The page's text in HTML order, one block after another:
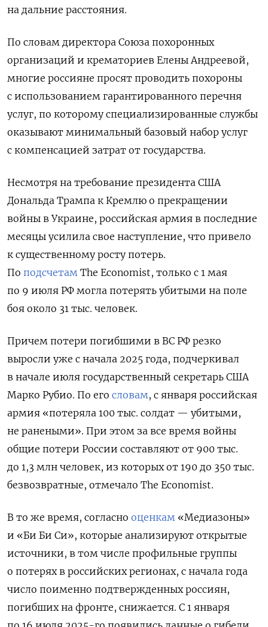
на дальние расстояния.
По словам директора Союза похоронных
организаций и крематориев Елены Андреевой,
многие россияне просят проводить похороны
с использованием гарантированного перечня
услуг, по которому специализированные службы
оказывают минимальный базовый набор услуг
с компенсацией затрат от государства.
Несмотря на требование президента США
Дональда Трампа к Кремлю о прекращении
войны в Украине, российская армия в последние
месяцы усилила свое наступление, что привело
к существенному росту потерь.
По подсчетам The Economist, только с 1 мая
по 9 июля РФ могла потерять убитыми на поле
боя около 31 тыс. человек.
Причем потери погибшими в ВС РФ резко
выросли уже с начала 2025 года, подчеркивал
в начале июля государственный секретарь США
Марко Рубио. По его словам, с января российская
армия «потеряла 100 тыс. солдат — убитыми,
не ранеными». При этом за все время войны
общие потери России составляют от 900 тыс.
до 1,3 млн человек, из которых от 190 до 350 тыс.
безвозвратные, отмечало The Economist.
В то же время, согласно оценкам «Медиазоны»
и «Би Би Си», которые анализируют открытые
источники, в том числе профильные группы
о потерях в российских регионах, с начала года
число поименно подтвержденных россиян,
погибших на фронте, снижается. С 1 января